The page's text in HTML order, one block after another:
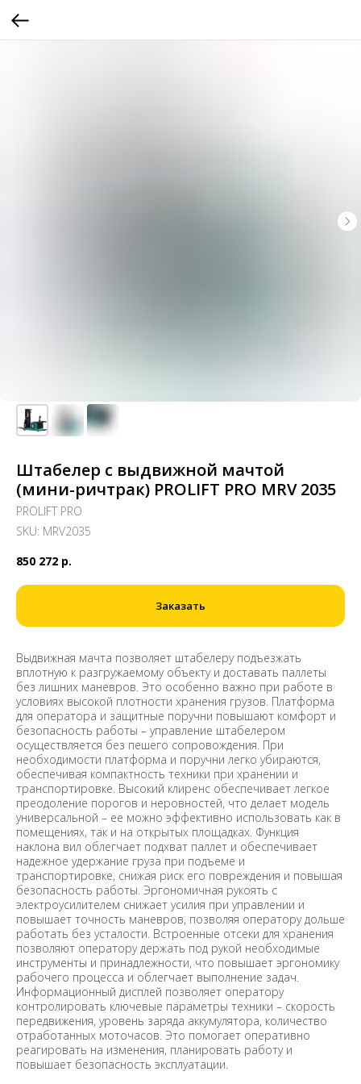
Штабелер с выдвижной мачтой
(мини-ричтрак) PROLIFT PRO MRV 2035
PROLIFT PRO
SKU: MRV2035
850 272 р.
Заказать
Выдвижная мачта позволяет штабелеру подъезжать
вплотную к разгружаемому объекту и доставать паллеты
без лишних маневров. Это особенно важно при работе в
условиях высокой плотности хранения грузов. Платформа
для оператора и защитные поручни повышают комфорт и
безопасность работы – управление штабелером
осуществляется без пешего сопровождения. При
необходимости платформа и поручни легко убираются,
обеспечивая компактность техники при хранении и
транспортировке. Высокий клиренс обеспечивает легкое
преодоление порогов и неровностей, что делает модель
универсальной – ее можно эффективно использовать как в
помещениях, так и на открытых площадках. Функция
наклона вил облегчает подхват паллет и обеспечивает
надежное удержание груза при подъеме и
транспортировке, снижая риск его повреждения и повышая
безопасность работы. Эргономичная рукоять с
электроусилителем снижает усилия при управлении и
повышает точность маневров, позволяя оператору дольше
работать без усталости. Встроенные отсеки для хранения
позволяют оператору держать под рукой необходимые
инструменты и принадлежности, что повышает эргономику
рабочего процесса и облегчает выполнение задач.
Информационный дисплей позволяет оператору
контролировать ключевые параметры техники – скорость
передвижения, уровень заряда аккумулятора, количество
отработанных моточасов. Это помогает оперативно
реагировать на изменения, планировать работу и
повышает безопасность эксплуатации.